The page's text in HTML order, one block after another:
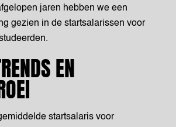
jaren hebben we een
gezien in de startsalarissen voor
EN
startsalaris voor